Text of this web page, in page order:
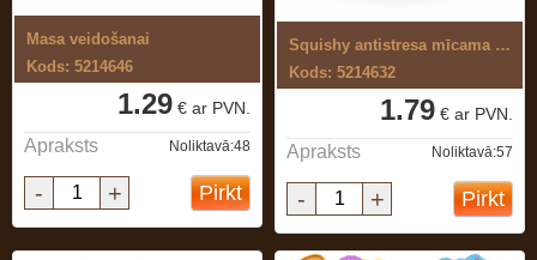
Masa veidošanai
Kods: 5214646
1.29 € ar PVN.
Apraksts Noliktavā:48
- + Pirkt
Squishy antistresa mīcama rotaļlieta
Kods: 5214632
1.79 € ar PVN.
Apraksts Noliktavā:57
- + Pirkt